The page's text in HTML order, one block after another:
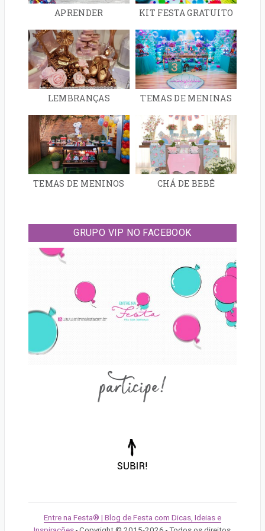
APRENDER KIT FESTA GRATUITO
LEMBRANÇAS TEMAS DE MENINAS
TEMAS DE MENINOS CHÁ DE BEBÊ
GRUPO VIP NO FACEBOOK
participe!
da
página!
Entre na Festa® | Blog de Festa com Dicas, Ideias e